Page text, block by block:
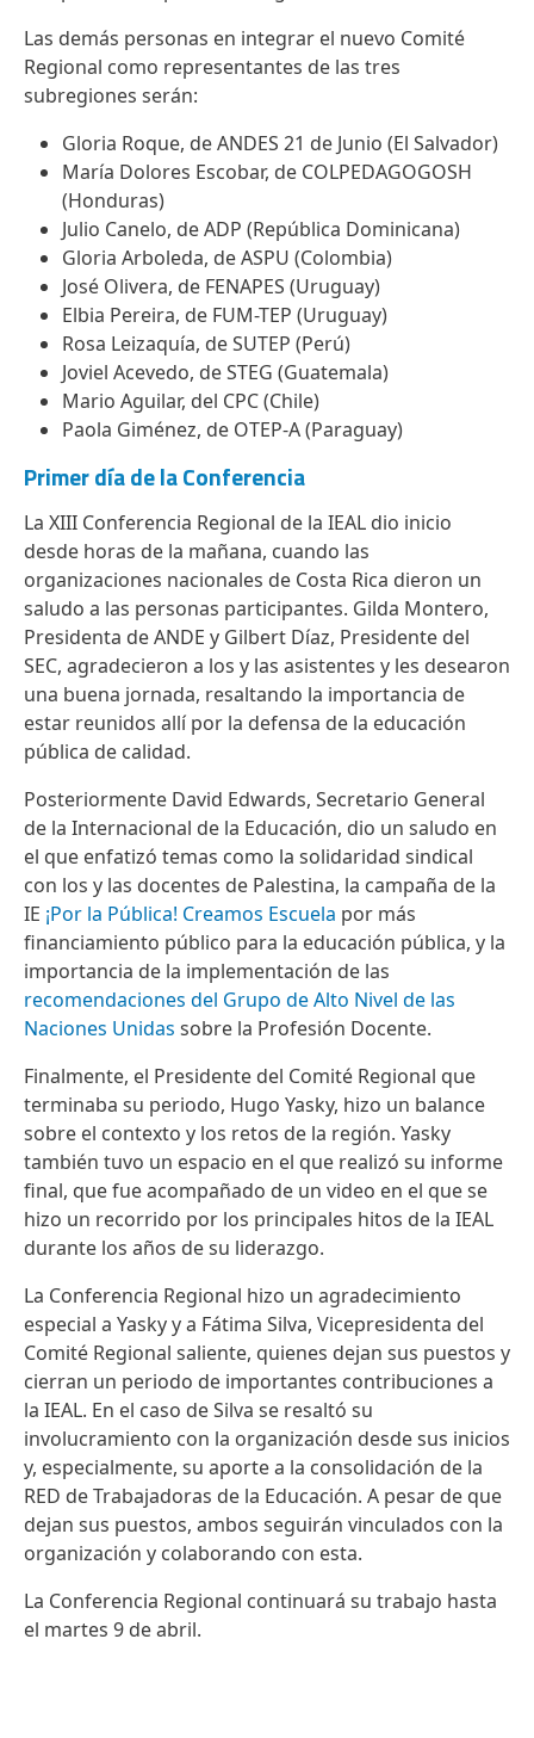
Las demás personas en integrar el nuevo Comité
Regional como representantes de las tres
subregiones serán:
Gloria Roque, de ANDES 21 de Junio (El Salvador)
María Dolores Escobar, de COLPEDAGOGOSH
(Honduras)
Julio Canelo, de ADP (República Dominicana)
Gloria Arboleda, de ASPU (Colombia)
José Olivera, de FENAPES (Uruguay)
Elbia Pereira, de FUM-TEP (Uruguay)
Rosa Leizaquía, de SUTEP (Perú)
Joviel Acevedo, de STEG (Guatemala)
Mario Aguilar, del CPC (Chile)
Paola Giménez, de OTEP-A (Paraguay)
Primer día de la Conferencia
La XIII Conferencia Regional de la IEAL dio inicio
desde horas de la mañana, cuando las
organizaciones nacionales de Costa Rica dieron un
saludo a las personas participantes. Gilda Montero,
Presidenta de ANDE y Gilbert Díaz, Presidente del
SEC, agradecieron a los y las asistentes y les desearon
una buena jornada, resaltando la importancia de
estar reunidos allí por la defensa de la educación
pública de calidad.
Posteriormente David Edwards, Secretario General
de la Internacional de la Educación, dio un saludo en
el que enfatizó temas como la solidaridad sindical
con los y las docentes de Palestina, la campaña de la
IE ¡Por la Pública! Creamos Escuela por más
financiamiento público para la educación pública, y la
importancia de la implementación de las
recomendaciones del Grupo de Alto Nivel de las
Naciones Unidas sobre la Profesión Docente.
Finalmente, el Presidente del Comité Regional que
terminaba su periodo, Hugo Yasky, hizo un balance
sobre el contexto y los retos de la región. Yasky
también tuvo un espacio en el que realizó su informe
final, que fue acompañado de un video en el que se
hizo un recorrido por los principales hitos de la IEAL
durante los años de su liderazgo.
La Conferencia Regional hizo un agradecimiento
especial a Yasky y a Fátima Silva, Vicepresidenta del
Comité Regional saliente, quienes dejan sus puestos y
cierran un periodo de importantes contribuciones a
la IEAL. En el caso de Silva se resaltó su
involucramiento con la organización desde sus inicios
y, especialmente, su aporte a la consolidación de la
RED de Trabajadoras de la Educación. A pesar de que
dejan sus puestos, ambos seguirán vinculados con la
organización y colaborando con esta.
La Conferencia Regional continuará su trabajo hasta
el martes 9 de abril.